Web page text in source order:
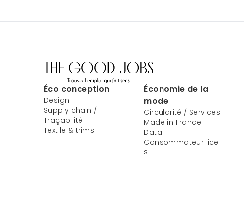
Éco conception
Design
Supply chain /
Traçabilité
Textile & trims
Économie de la
mode
Circularité / Services
Made in France
Data
Consommateur-ice-
s